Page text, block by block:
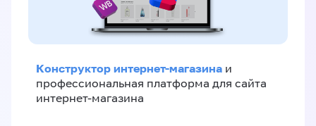
Конструктор интернет-магазина и
профессиональная платформа для сайта
интернет-магазина